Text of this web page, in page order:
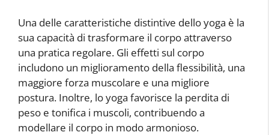
Una delle caratteristiche distintive dello yoga è la
sua capacità di trasformare il corpo attraverso
una pratica regolare. Gli effetti sul corpo
includono un miglioramento della flessibilità, una
maggiore forza muscolare e una migliore
postura. Inoltre, lo yoga favorisce la perdita di
peso e tonifica i muscoli, contribuendo a
modellare il corpo in modo armonioso.